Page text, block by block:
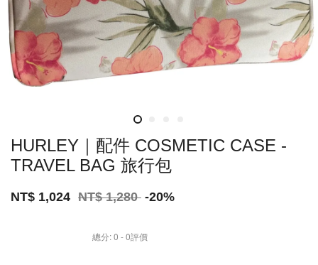
HURLEY｜配件 COSMETIC CASE -
TRAVEL BAG 旅行包
NT$ 1,024 NT$ 1,280 -20%
總分:0 -0評價